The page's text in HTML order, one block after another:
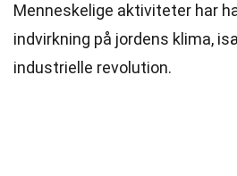
Menneskelige aktiviteter har
indvirkning på jordens klima,
industrielle revolution.